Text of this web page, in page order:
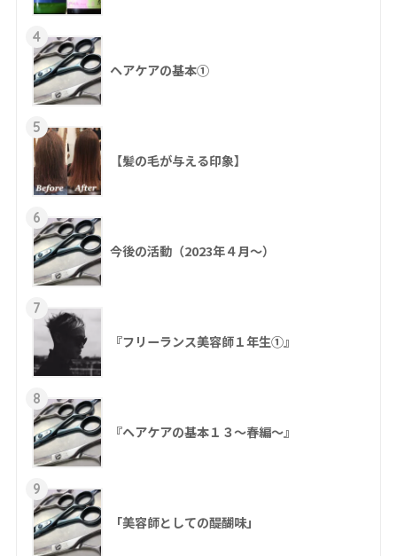
4
ヘアケアの基本①
5
【髪の毛が与える印象】
6
今後の活動（2023年４月〜）
7
『フリーランス美容師１年生①』
8
『ヘアケアの基本１３～春編～』
9
「美容師としての醍醐味」